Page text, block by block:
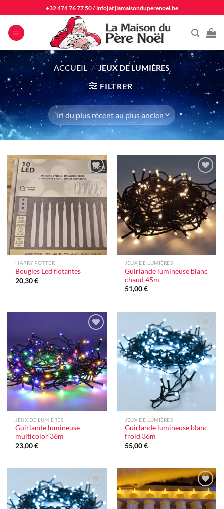
au
contenu
+32 474 76 77 50/info[at]lamaisonduperenoel.be
ACCUEIL / JEUX DE LUMIÈRES
FILTRER
Ajouter
à la liste
d'envie
HARRY POTTER
Bougies Led flotantes
20,30€
Ajouter
à la liste
d'envie
JEUX DE LUMIÈRES
Guirlande lumineuse blanc
chaud 45m
51,00€
Ajouter
à la liste
d'envie
JEUX DE LUMIÈRES
Guirlande lumineuse
multicolor 36m
23,00€
Ajouter
à la liste
d'envie
JEUX DE LUMIÈRES
Guirlande lumineuse blanc
froid 36m
55,00€
Ajouter
à la liste
d'envie
Ajouter
à la liste
d'envie